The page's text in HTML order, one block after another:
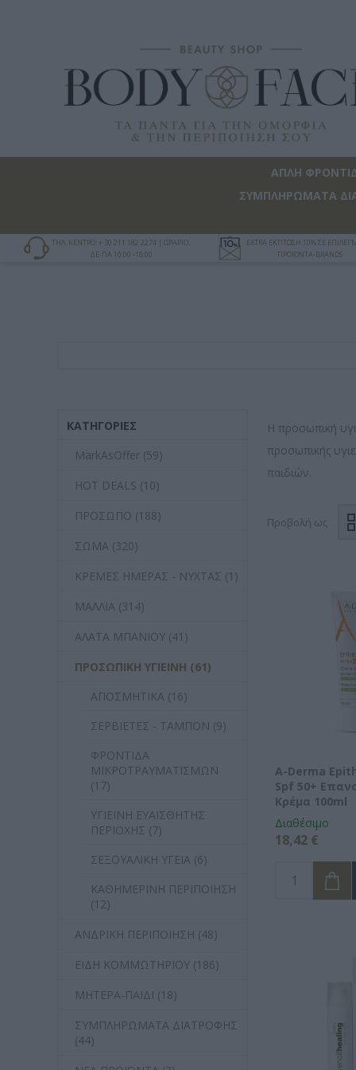
ΑΠΛΗ
ΣΥΜΠΛΗΡΩΜΑΤΑ
ΤΗΛ. ΚΕΝΤΡΟ: + 30 211 182 2274 | ΩΡΑΡΙΟ:
ΔΕ-ΠΑ 10:00 -18:00
EXTRA ΕΚΠΤΩΣΗ 10% ΣΕ
ΠΡΟΪΟΝΤΑ-BRANDS
Η προσωπική
προσωπικής
παιδιών.
Προβολή ως
A-Derma
Spf 50+
Κρέμα 100ml
Διαθέσιμο
18,42 €
ΚΑΤΗΓΟΡΊΕΣ
MarkAsOffer (59)
HOT DEALS (10)
ΠΡΟΣΩΠΟ (188)
ΣΩΜΑ (320)
ΚΡΕΜΕΣ ΗΜΕΡΑΣ - ΝΥΧΤΑΣ (1)
ΜΑΛΛΙΑ (314)
ΑΛΑΤΑ ΜΠΑΝΙΟΥ (41)
ΠΡΟΣΩΠΙΚΗ ΥΓΙΕΙΝΗ (61)
ΑΠΟΣΜΗΤΙΚΑ (16)
ΣΕΡΒΙΕΤΕΣ - ΤΑΜΠΟΝ (9)
ΦΡΟΝΤΙΔΑ
ΜΙΚΡΟΤΡΑΥΜΑΤΙΣΜΩΝ
(17)
ΥΓΙΕΙΝΗ ΕΥΑΙΣΘΗΤΗΣ
ΠΕΡΙΟΧΗΣ (7)
ΣΕΞΟΥΑΛΙΚΗ ΥΓΕΙΑ (6)
ΚΑΘΗΜΕΡΙΝΗ ΠΕΡΙΠΟΙΗΣΗ
(12)
ΑΝΔΡΙΚΗ ΠΕΡΙΠΟΙΗΣΗ (48)
ΕΙΔΗ ΚΟΜΜΩΤΗΡΙΟΥ (186)
ΜΗΤΕΡΑ-ΠΑΙΔΙ (18)
ΣΥΜΠΛΗΡΩΜΑΤΑ ΔΙΑΤΡΟΦΗΣ
(44)